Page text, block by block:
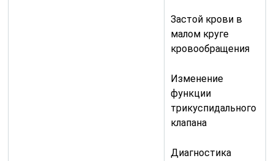
Застой крови в
малом круге
кровообращения
Изменение
функции
трикуспидального
клапана
Диагностика